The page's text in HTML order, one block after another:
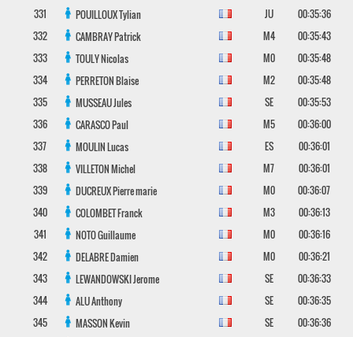
331 POUILLOUXTylian JU
00:35:36
332
CAMBRAYPatrick M4
00:35:43
333
TOULYNicolas M0
00:35:48
334
PERRETONBlaise M2
00:35:48
335
MUSSEAUJules SE
00:35:53
336
CARASCOPaul M5
00:36:00
337
MOULINLucas ES
00:36:01
338
VILLETONMichel M7
00:36:01
339
DUCREUXPierre marie M0
00:36:07
340
COLOMBETFranck M3
00:36:13
341
NOTOGuillaume M0
00:36:16
342
DELABREDamien M0
00:36:21
343
LEWANDOWSKIJerome SE
00:36:33
344
ALUAnthony SE
00:36:35
345
MASSONKevin SE
00:36:36